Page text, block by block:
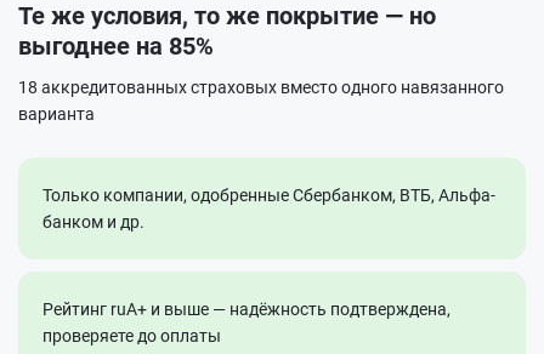
Те же условия, то же покрытие — но
выгоднее на 85%
18 аккредитованных страховых вместо одного навязанного
варианта
Только компании, одобренные Сбербанком, ВТБ, Альфа-
банком и др.
Рейтинг ruA+ и выше — надёжность подтверждена,
проверяете до оплаты